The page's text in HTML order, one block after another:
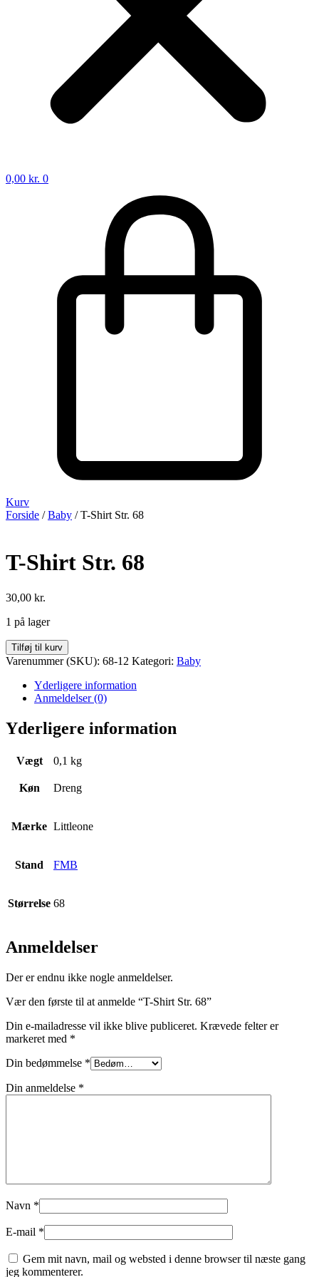
0,00 kr. 0
Kurv
Forside /Baby / T-Shirt Str. 68
T-Shirt Str. 68
30,00 kr.
1 på lager
T-
Shirt
antal
Tilføj til kurv
Varenummer (SKU): 68-12 Kategori: Baby
Yderligere information
Anmeldelser (0)
Yderligere information
Vægt 0,1 kg
Køn Dreng
Mærke Littleone
Stand FMB
Størrelse 68
Anmeldelser
Der er endnu ikke nogle anmeldelser.
Vær den første til at anmelde “T-Shirt Str. 68”
Din e-mailadresse vil ikke blive publiceret. Krævede felter er
markeret med *
Din bedømmelse *
Din anmeldelse *
Navn *
E-mail *
Gem mit navn, mail og websted i denne browser til næste gang
jeg kommenterer.